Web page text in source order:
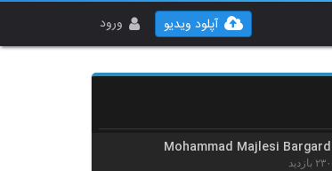
ورود آپلود ویدیو
موزیک زیبای حس تازه از خوران
Mohammad Majlesi Bargard
۲۳۰ بازدید